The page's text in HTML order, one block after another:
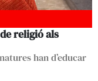
religió als
han d’educar